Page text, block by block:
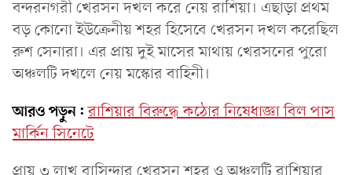
বন্দরনগরী খেরসন দখল করে নেয় রাশিয়া। এছাড়া প্রথম
বড় কোনো ইউক্রেনীয় শহর হিসেবে খেরসন দখল করেছিল
রুশ সেনারা। এর প্রায় দুই মাসের মাথায় খেরসনের পুরো
অঞ্চলটি দখলে নেয় মস্কোর বাহিনী।
আরও পড়ুন: রাশিয়ার বিরুদ্ধে কঠোর নিষেধাজ্ঞা বিল পাস
মার্কিন সিনেটে